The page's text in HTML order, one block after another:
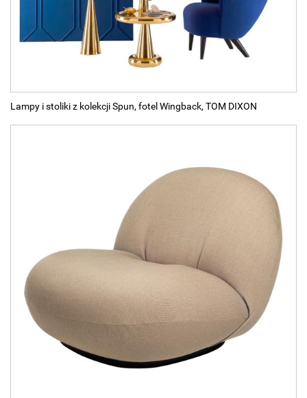
Lampy i stoliki z kolekcji Spun, fotel Wingback, TOM DIXON